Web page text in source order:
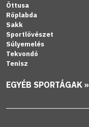
Öttusa
Röplabda
Sakk
Sportlövészet
Súlyemelés
Tekvondó
Tenisz
EGYÉB SPORTÁGAK »